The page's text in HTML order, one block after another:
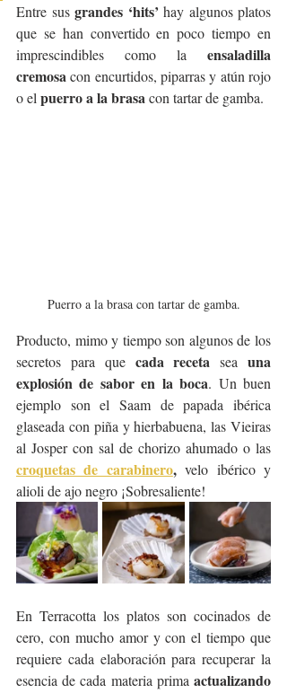
Entre sus grandes ‘hits’ hay algunos platos
que se han convertido en poco tiempo en
imprescindibles como la ensaladilla
cremosa con encurtidos, piparras y atún rojo
o el puerro a la brasa con tartar de gamba.
Puerro a la brasa con tartar de gamba.
Producto, mimo y tiempo son algunos de los
secretos para que cada receta sea una
explosión de sabor en la boca. Un buen
ejemplo son el Saam de papada ibérica
glaseada con piña y hierbabuena, las Vieiras
croquetas de carabinero, velo ibérico y
alioli de ajo negro ¡Sobresaliente!
En Terracotta los platos son cocinados de
cero, con mucho amor y con el tiempo que
requiere cada elaboración para recuperar la
esencia de cada materia prima actualizando